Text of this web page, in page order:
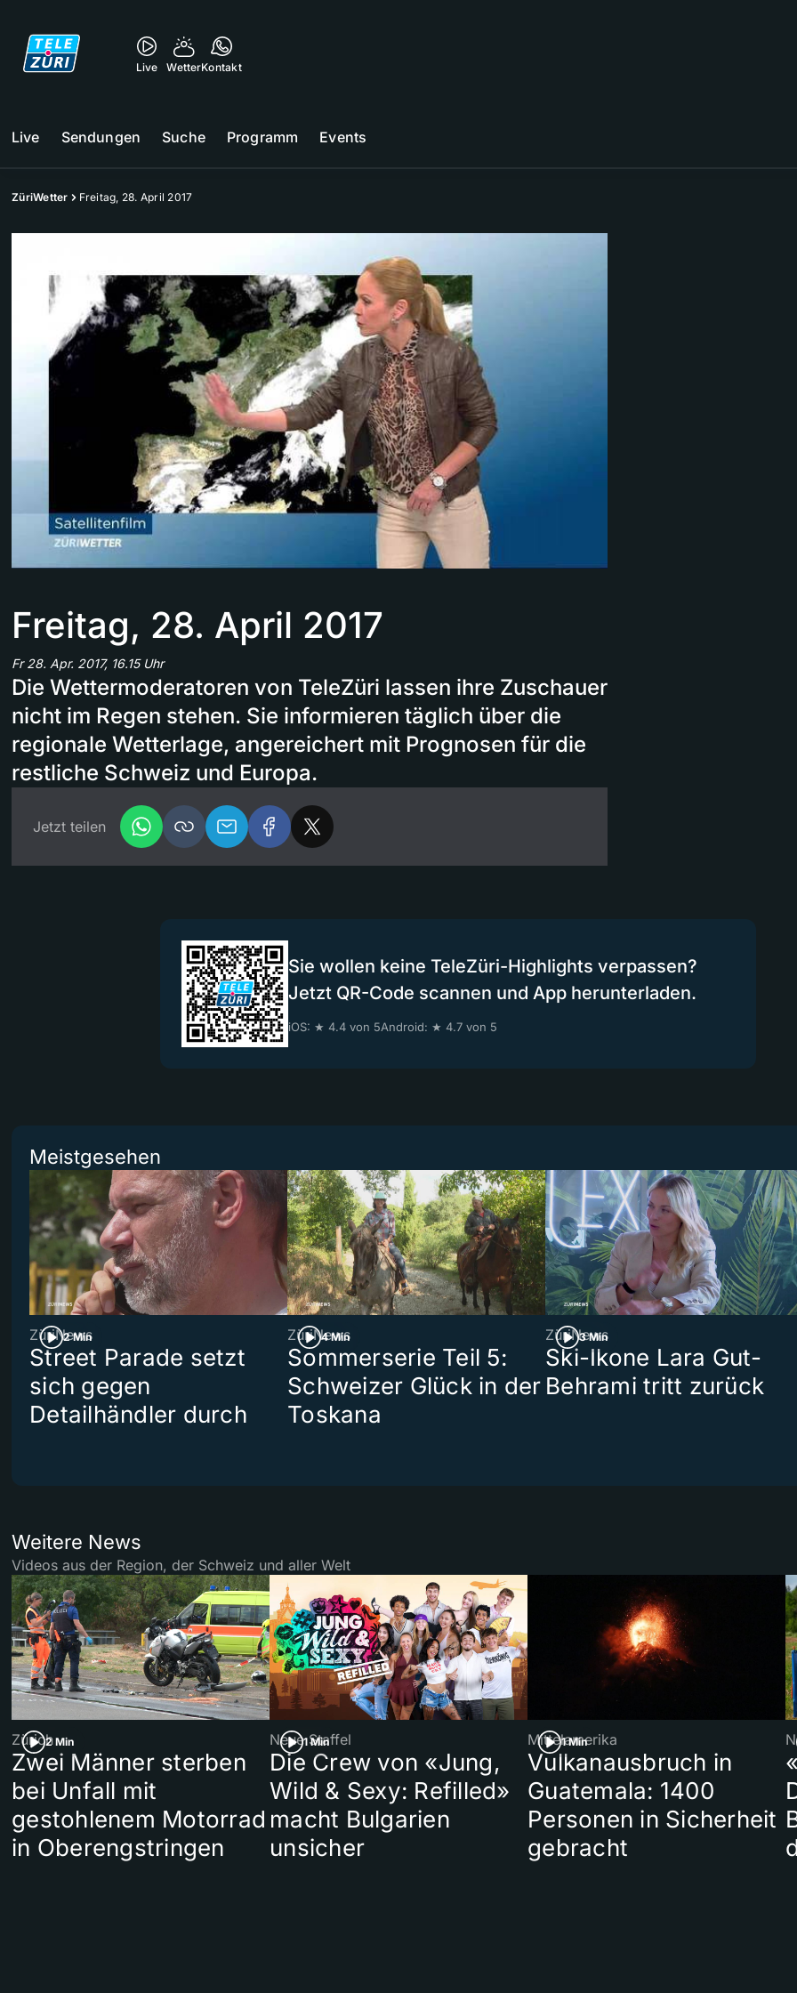
Live WetterKontakt
Live Sendungen Suche Programm Events
ZüriWetter Freitag, 28. April 2017
Freitag, 28. April 2017
Fr 28. Apr. 2017, 16.15 Uhr
Die Wettermoderatoren von TeleZüri lassen ihre Zuschauer
nicht im Regen stehen. Sie informieren täglich über die
regionale Wetterlage, angereichert mit Prognosen für die
restliche Schweiz und Europa.
Jetzt teilen
Sie wollen keine TeleZüri-Highlights verpassen?
Jetzt QR-Code scannen und App herunterladen.
iOS: ★ 4.4 von 5Android: ★ 4.7 von 5
Meistgesehen
2 Min
ZüriNews
Street Parade setzt
sich gegen
Detailhändler durch
4 Min
ZüriNews
Sommerserie Teil 5:
Schweizer Glück in der
Toskana
3 Min
ZüriNews
Ski-Ikone Lara Gut-
Behrami tritt zurück
Weitere News
Videos aus der Region, der Schweiz und aller Welt
2 Min
Zürich
Zwei Männer sterben
bei Unfall mit
gestohlenem Motorrad
in Oberengstringen
1 Min
Neue Staffel
Die Crew von «Jung,
Wild & Sexy: Refilled»
macht Bulgarien
unsicher
1 Min
Mittelamerika
Vulkanausbruch in
Guatemala: 1400
Personen in Sicherheit
gebracht